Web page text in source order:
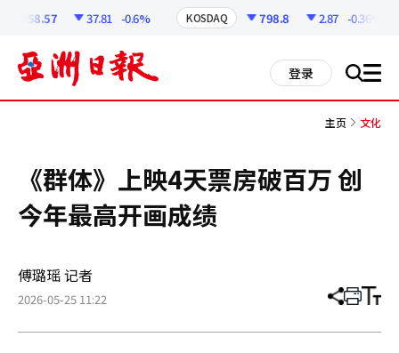
6258.57 37.81 -0.6% KOSDAQ 798.8 2.87 -0.36%
登录 搜 all
主页 文化
《群体》上映4天票房破百万 创
今年最高开画成绩
傅璐瑶 记者
2026-05-25 11:22 分
章
打 调
小